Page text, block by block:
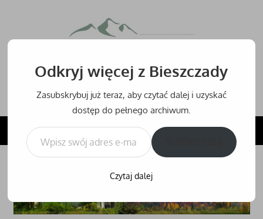
treści
Bieszczady
inne
NAVIGATION
Odkryj więcej z Bieszczady
Zasubskrybuj już teraz, aby czytać dalej i uzyskać
dostęp do pełnego archiwum.
Wpisz swój adres e-mail…
Czytaj dalej